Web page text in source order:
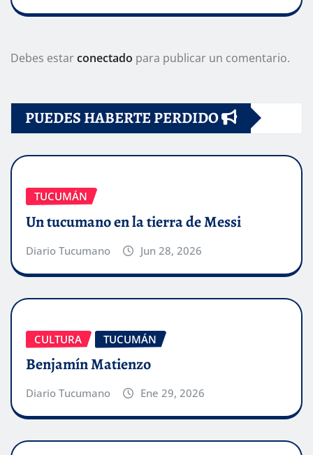
Debes estarconectado para publicar un comentario.
PUEDES HABERTE PERDIDO
TUCUMÁN
Un tucumano en la tierra de Messi
Diario Tucumano Jun 28, 2026
CULTURA TUCUMÁN
Benjamín Matienzo
Diario Tucumano Ene 29, 2026